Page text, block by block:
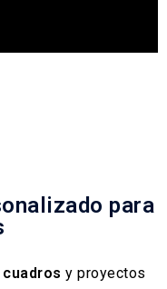
para
y proyectos